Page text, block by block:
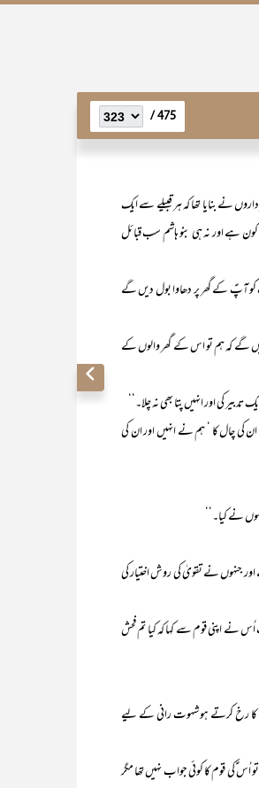
475 /
نے بنایا تھا کہ ہر قبیلے سے ایک
ہے اور نہ ہی بنو ہاشم سب قبائل
کو آپؑ کے گھر پر دھاوا بول دیں گے
گے کہ ہم تو اس کے گھر والوں کے
کی اور انہیں پتا بھی نہ چلا۔‘‘
ان کی چال کا ‘ ہم نے انہیں اور ان کی
نے کیا۔‘‘
جنہوں نے تقویٰ کی روش اختیار کی
اُس نے اپنی قوم سے کہا کہ کیا تم فحش
کا رخ کرتے ہو شہوت رانی کے لیے
’’تو اُس ؑکی قوم کا کوئی جواب نہیں تھا مگر